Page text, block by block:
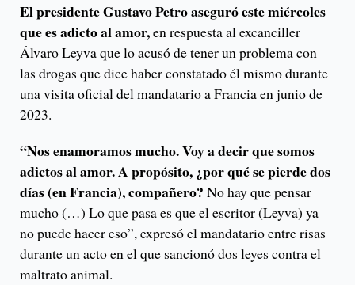
El presidente Gustavo Petro aseguró este miércoles
que es adicto al amor,en respuesta al excanciller
Álvaro Leyva que lo acusó de tener un problema con
las drogas que dice haber constatado él mismo durante
una visita oficial del mandatario a Francia en junio de
2023.
“Nos enamoramos mucho. Voy a decir que somos
adictos al amor. A propósito, ¿por qué se pierde dos
días (en Francia), compañero? No hay que pensar
mucho (…) Lo que pasa es que el escritor (Leyva) ya
no puede hacer eso”, expresó el mandatario entre risas
durante un acto en el que sancionó dos leyes contra el
maltrato animal.